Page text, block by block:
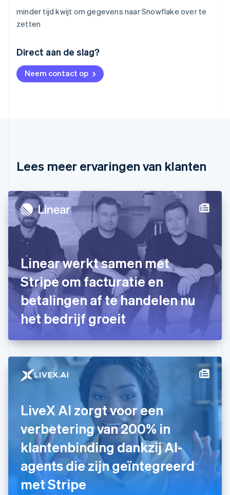
minder tijd kwijt om gegevens naar Snowflake over te
zetten
Direct aan de slag?
Neem contact op
Lees meer ervaringen van klanten
Linear werkt samen met
Stripe om facturatie en
betalingen af te handelen nu
het bedrijf groeit
LiveX AI zorgt voor een
verbetering van 200% in
klantenbinding dankzij AI-
agents die zijn geïntegreerd
met Stripe
Australië
English
België
NederlandsFrançais Deutsch
Denemarken
Duitsland
Deutsch
Estland
English
Finland
English Svenska
FrançaisEnglish
Gibraltar
English
Griekenland
English
Hongarije
Hongkong SAR, China
Ierland
English
India
ItalianoEnglish
Japan
日本語English
Kroatië
EnglishItaliano
Letland
English
Liechtenstein